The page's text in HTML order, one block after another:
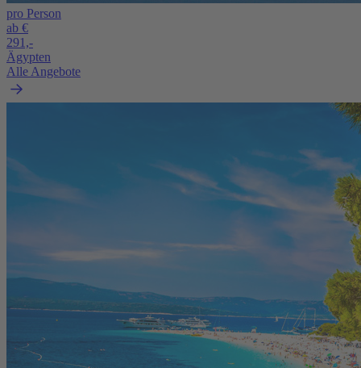
pro Person
ab €
291,-
Ägypten
Alle Angebote